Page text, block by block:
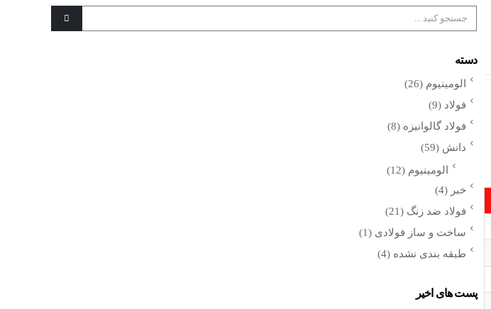
دسته
الومینیوم (26)
فولاد (9)
فولاد گالوانیزه (8)
دانش (59)
الومینیوم (12)
خبر (4)
فولاد ضد زنگ (21)
ساخت و ساز فولادی (1)
طبقه بندی نشده (4)
پست های اخیر